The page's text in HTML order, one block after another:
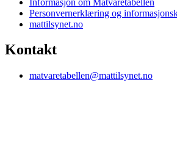
Personvernerklæring og
mattilsynet.no
Kontakt
matvaretabellen@mattilsynet.no